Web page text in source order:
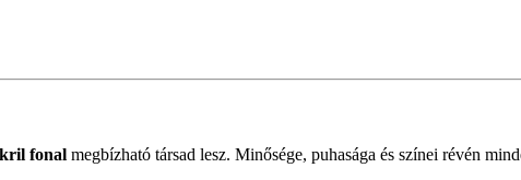
fonal megbízható társad lesz. Minősége, puhasága és színei révén